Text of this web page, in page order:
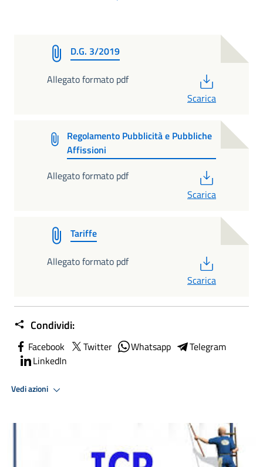
D.G. 3/2019
Allegato formato pdf
Scarica
Regolamento Pubblicità e Pubbliche
Affissioni
Allegato formato pdf
Scarica
Tariffe
Allegato formato pdf
Scarica
Condividi:
Facebook Twitter Whatsapp
Telegram
LinkedIn
Vedi azioni